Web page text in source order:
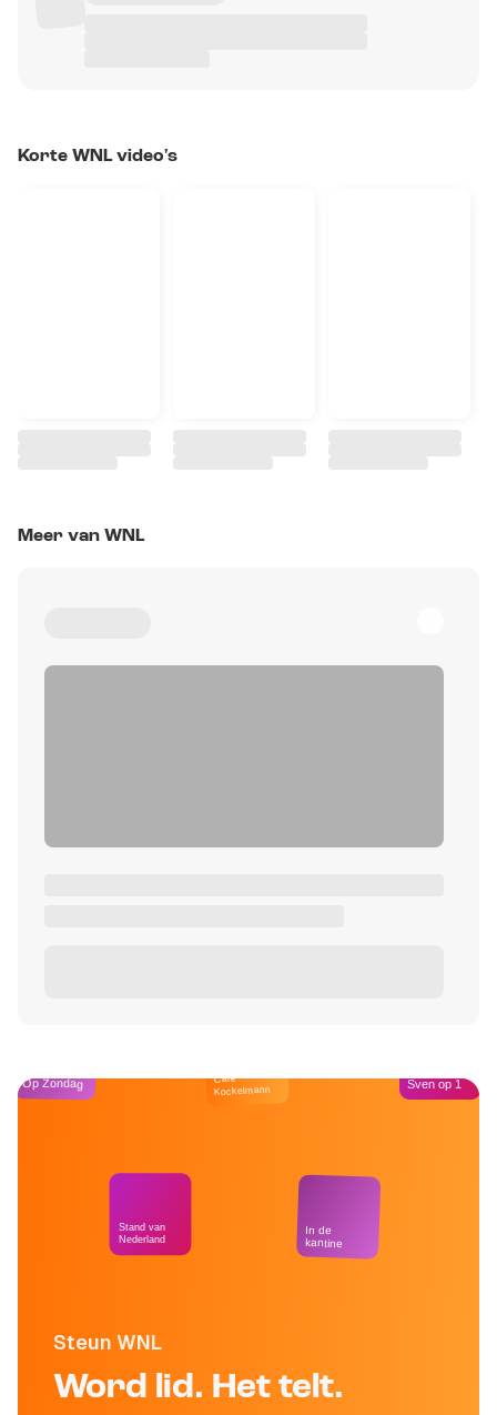
Korte WNL video's
Meer van WNL
Steun WNL
Word lid. Het telt.
Op Zondag
Stand van
Nederland
Café
Kockelmann
In de
kantine
Sven op 1